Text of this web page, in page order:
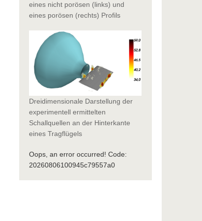
eines nicht porösen (links) und
eines porösen (rechts) Profils
Dreidimensionale Darstellung der
experimentell ermittelten
Schallquellen an der Hinterkante
eines Tragflügels
Oops, an error occurred! Code:
20260806100945c79557a0